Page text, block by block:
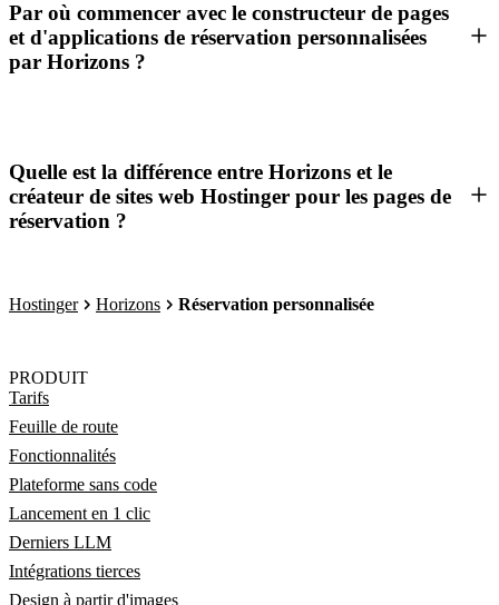
Par où commencer avec le constructeur de pages
et d'applications de réservation personnalisées
par Horizons ?
Quelle est la différence entre Horizons et le
créateur de sites web Hostinger pour les pages de
réservation ?
Hostinger Horizons Réservation personnalisée
PRODUIT
Tarifs
Feuille de route
Fonctionnalités
Plateforme sans code
Lancement en 1 clic
Derniers LLM
Intégrations tierces
Design à partir d'images